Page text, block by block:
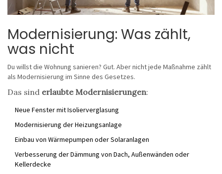
Modernisierung: Was zählt,
was nicht
Du willst die Wohnung sanieren? Gut. Aber nicht jede Maßnahme zählt
als Modernisierung im Sinne des Gesetzes.
Das sind erlaubte Modernisierungen:
Neue Fenster mit Isolierverglasung
Modernisierung der Heizungsanlage
Einbau von Wärmepumpen oder Solaranlagen
Verbesserung der Dämmung von Dach, Außenwänden oder
Kellerdecke